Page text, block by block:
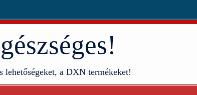
lehetőségeket, a DXN termékeket!